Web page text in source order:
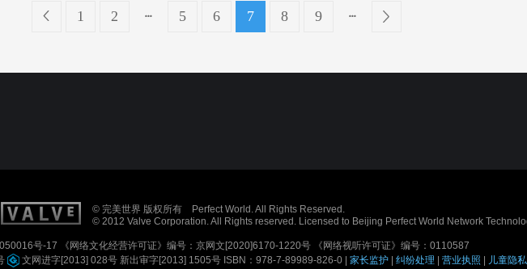
1 2 5 6 7 8 9
© 完美世界 版权所有 Perfect World. All Rights Reserved.
© 2012 Valve Corporation. All Rights reserved. Licensed to Beijing Perfect World Network
号-17 《网络文化经营许可证》编号：京网文[2020]6170-1220号
《网络视听许可证》编号：0110587
文网进字[2013] 028号 新出审字[2013] 1505号 ISBN：978-7-89989-826-0 | 家长监护 纠纷处理 营业执照 儿童隐